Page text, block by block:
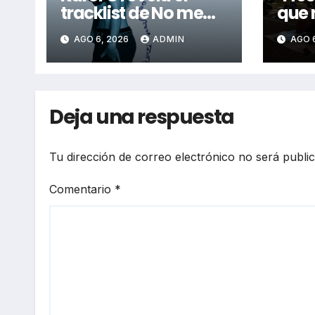
tracklist de No me
arrepiento de sentir
tanto: Drake, Bruno
Mars y más estrellas
AGO 6, 2026 ADMIN
que
2026
AGO
Deja una respuesta
Tu dirección de correo electrónico no será
Comentario *